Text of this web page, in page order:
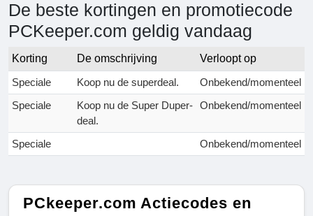
De beste kortingen en promotiecode
PCKeeper.com geldig vandaag
Korting De omschrijving
Verloopt op
Speciale
Koop nu de superdeal.
Onbekend/momenteel
Speciale
Koop nu de Super Duper-
deal.
Onbekend/momenteel
Speciale Onbekend/momenteel
PCkeeper.com Actiecodes en